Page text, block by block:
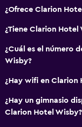
¿Ofrece Clarion
¿Tiene Clarion Hotel
¿Cuál es el número
Wisby?
¿Hay wifi en Clarion
¿Hay un gimnasio
Clarion Hotel Wisby?